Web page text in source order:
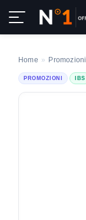
Home » Promozioni
PROMOZIONI IBS